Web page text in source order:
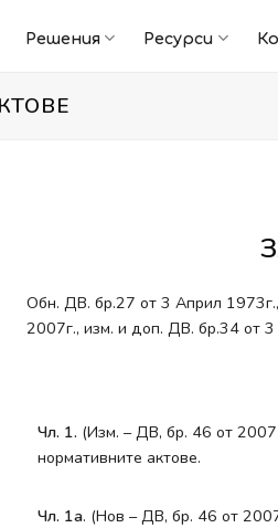
Решения Ресурси
Обн. ДВ. бр.27 от 3 Април
2007г., изм. и доп. ДВ. бр.34 от
Чл. 1. (Изм. – ДВ, бр. 46 от 2007
нормативните актове.
Чл. 1а. (Нов – ДВ, бр. 46 от